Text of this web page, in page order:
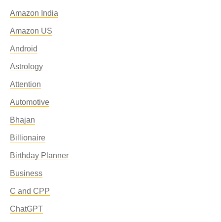
Amazon India
Amazon US
Android
Astrology
Attention
Automotive
Bhajan
Billionaire
Birthday Planner
Business
C and CPP
ChatGPT